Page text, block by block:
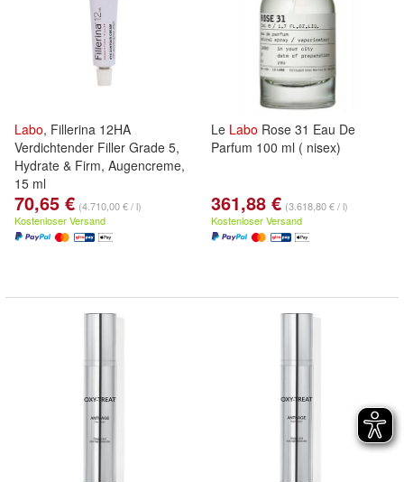
Labo, Fillerina 12HA
Verdichtender Filler Grade 5,
Hydrate & Firm, Augencreme,
15 ml
70,65 € (4.710,00 € / l)
Kostenloser Versand
Le Labo Rose 31 Eau De
Parfum 100 ml ( nisex)
361,88 € (3.618,80 € / l)
Kostenloser Versand